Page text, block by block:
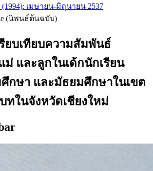
(1994): เมษายน-มิถุนายน 2537
(นิพนธ์ต้นฉบับ)
ยบเทียบความสัมพันธ์
ม่ และลูกในเด้กนักเรียน
กษา และมัธยมศึกษาในเขต
ทในจังหวัดเชียงใหม่